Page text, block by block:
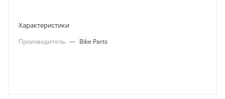
Характеристики
Производитель — Bike Parts